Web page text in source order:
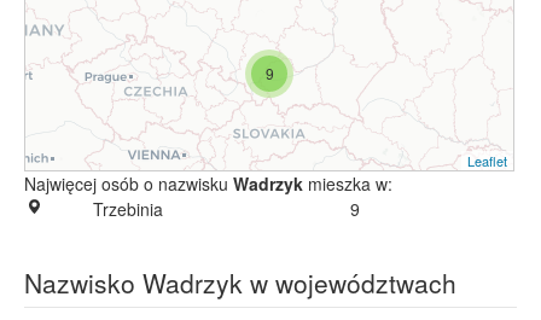
9
Leaflet
Najwięcej osób o nazwisku Wadrzyk mieszka w:
Trzebinia
9
Nazwisko Wadrzyk w województwach